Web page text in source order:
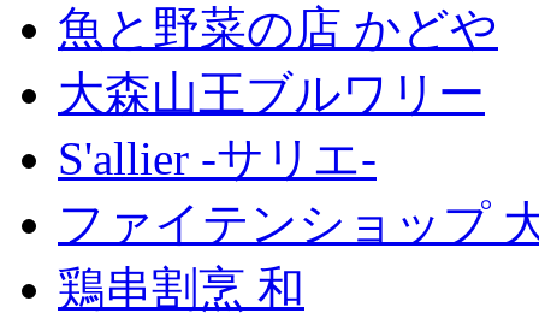
魚と野菜の店 かどや
大森山王ブルワリー
S'allier -サリエ-
ファイテンショップ
鶏串割烹 和